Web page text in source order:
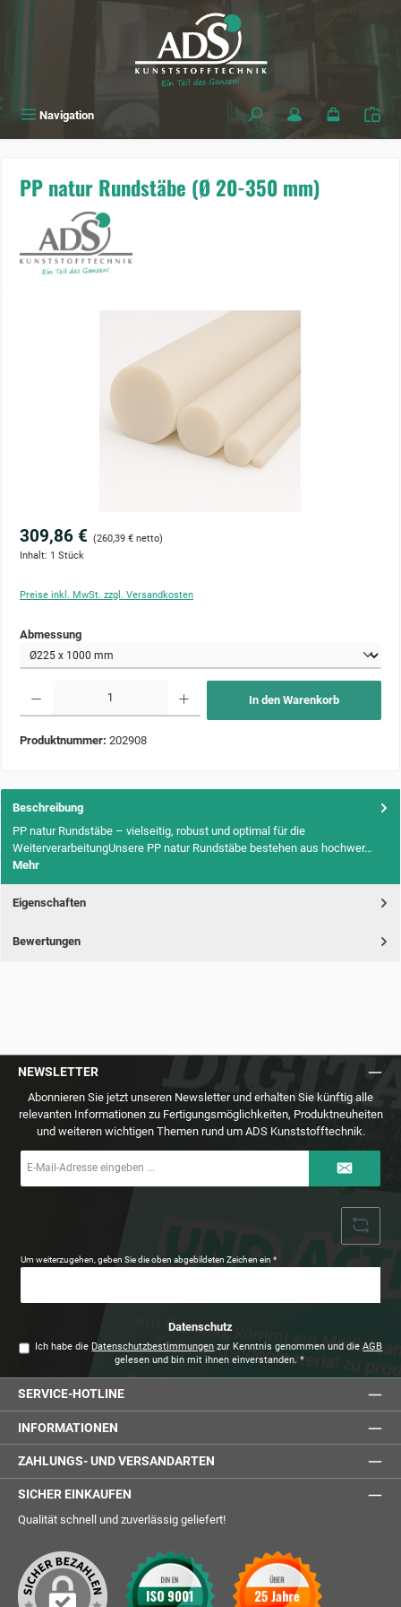
Navigation
PP natur Rundstäbe (Ø 20-350 mm)
309,86 € (260,39 € netto)
Inhalt: 1 Stück
Preise inkl. MwSt. zzgl. Versandkosten
Abmessungauswählen
In den Warenkorb
Produktnummer: 202908
Beschreibung
PP natur Rundstäbe – vielseitig, robust und optimal für die
WeiterverarbeitungUnsere PP natur Rundstäbe bestehen aus hochwer…
Mehr
Eigenschaften
Bewertungen
NEWSLETTER
Abonnieren Sie jetzt unseren Newsletter und erhalten Sie künftig alle
relevanten Informationen zu Fertigungsmöglichkeiten, Produktneuheiten
und weiteren wichtigen Themen rund um ADS Kunststofftechnik.
Mail-
Um weiterzugehen, geben Sie die oben abgebildeten Zeichen ein*
Datenschutz
Ich habe die Datenschutzbestimmungen zur Kenntnis genommen und dieAGB
gelesen und bin mit ihnen einverstanden. *
SERVICE-HOTLINE
INFORMATIONEN
ZAHLUNGS- UND VERSANDARTEN
SICHER EINKAUFEN
Qualität schnell und zuverlässig geliefert!